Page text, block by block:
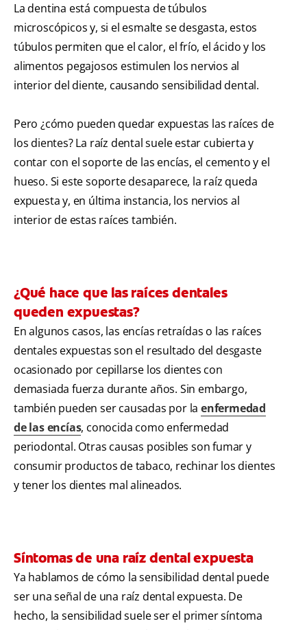
La dentina está compuesta de túbulos
microscópicos y, si el esmalte se desgasta, estos
túbulos permiten que el calor, el frío, el ácido y los
alimentos pegajosos estimulen los nervios al
interior del diente, causando sensibilidad dental.
Pero ¿cómo pueden quedar expuestas las raíces de
los dientes? La raíz dental suele estar cubierta y
contar con el soporte de las encías, el cemento y el
hueso. Si este soporte desaparece, la raíz queda
expuesta y, en última instancia, los nervios al
interior de estas raíces también.
¿Qué hace que las raíces dentales
queden expuestas?
En algunos casos, las encías retraídas o las raíces
dentales expuestas son el resultado del desgaste
ocasionado por cepillarse los dientes con
demasiada fuerza durante años. Sin embargo,
también pueden ser causadas por laenfermedad
de las encías, conocida como enfermedad
periodontal. Otras causas posibles son fumar y
consumir productos de tabaco, rechinar los dientes
y tener los dientes mal alineados.
Síntomas de una raíz dental expuesta
Ya hablamos de cómo la sensibilidad dental puede
ser una señal de una raíz dental expuesta. De
hecho, la sensibilidad suele ser el primer síntoma